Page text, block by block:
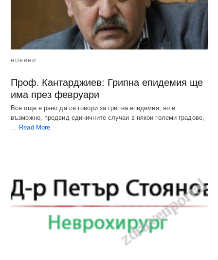
НОВИНИ
Проф. Кантарджиев: Грипна епидемия ще
има през февруари
Все още е рано да се говори за грипна епидемия, но е
възможно, предвид единичните случаи в някои големи градове,
… Read More